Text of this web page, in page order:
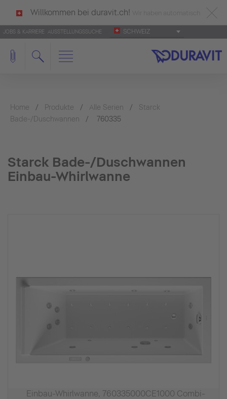
Willkommen bei duravit.ch!
deutsch als Ihre Sprache erkannt.
Français Italiano
JOBS & KARRIERE AUSSTELLUNGSSUCHE SCHWEIZ
Home Produkte Alle Serien
Starck
Bade-/Duschwannen
760335
Starck Bade-/Duschwannen
Einbau-Whirlwanne
Einbau-Whirlwanne, 760335000CE1000 Combi-